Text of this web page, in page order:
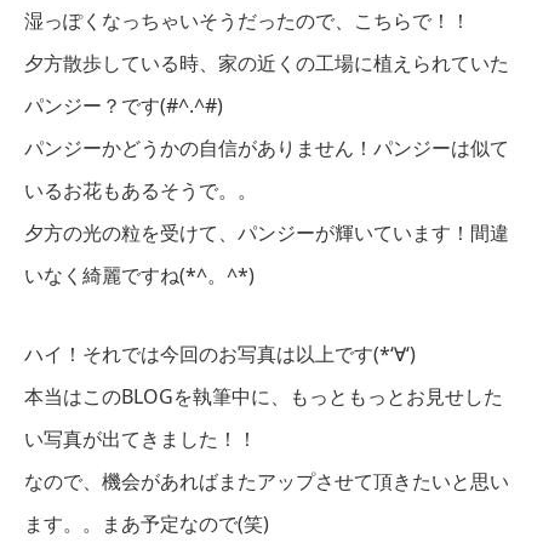
湿っぽくなっちゃいそうだったので、こちらで！！
夕方散歩している時、家の近くの工場に植えられていた
パンジー？です(#^.^#)
パンジーかどうかの自信がありません！パンジーは似て
いるお花もあるそうで。。
夕方の光の粒を受けて、パンジーが輝いています！間違
いなく綺麗ですね(*^。^*)
ハイ！それでは今回のお写真は以上です(*‘∀‘)
本当はこのBLOGを執筆中に、もっともっとお見せした
い写真が出てきました！！
なので、機会があればまたアップさせて頂きたいと思い
ます。。まあ予定なので(笑)